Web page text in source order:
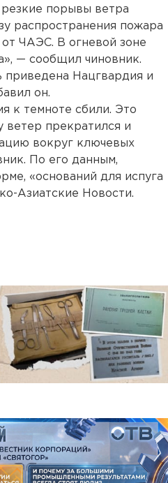
порывы ветра
распространения пожара
ЧАЭС. В огневой зоне
— сообщил чиновник.
приведена Нацгвардия и
он.
к темноте сбили. Это
ветер прекратился и
вокруг ключевых
По его данным,
«оснований для испуга
Азиатские Новости.